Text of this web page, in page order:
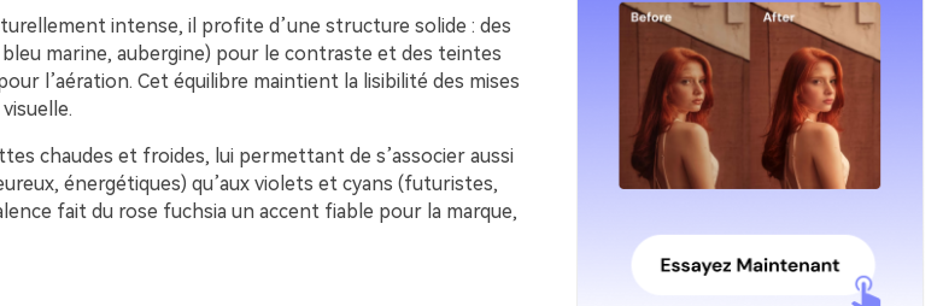
intense, il profite d’une structure solide : des
marine, aubergine) pour le contraste et des teintes
l’aération. Cet équilibre maintient la lisibilité des mises
chaudes et froides, lui permettant de s’associer aussi
énergétiques) qu’aux violets et cyans (futuristes,
fait du rose fuchsia un accent fiable pour la marque,